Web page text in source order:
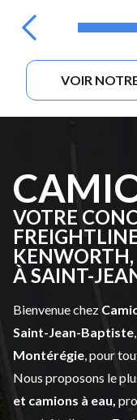
VOIR
VOTRE
KENWORTH,
À SAINT-
Bienvenue chez
Saint-Jean-Baptiste
Montérégie , pour
Nous proposons le
et camions à eau,